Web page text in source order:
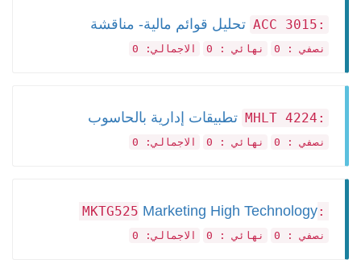
:ACC 3015 تحليل قوائم مالية- مناقشة
نصفي : 0 نهائي : 0 الاجمالي: 0
:MHLT 4224 تطبيقات إدارية بالحاسوب
نصفي : 0 نهائي : 0 الاجمالي: 0
:MKTG525
Marketing High Technology
نصفي : 0 نهائي : 0 الاجمالي: 0